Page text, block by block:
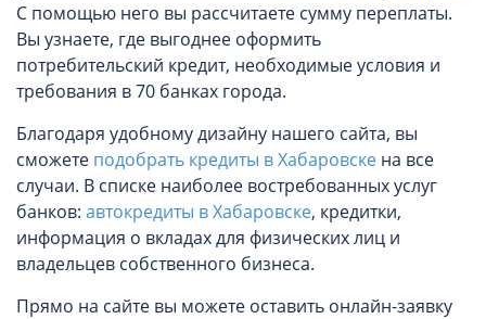
С помощью него вы рассчитаете сумму переплаты.
Вы узнаете, где выгоднее оформить
потребительский кредит, необходимые условия и
требования в 70 банках города.
Благодаря удобному дизайну нашего сайта, вы
сможете подобрать кредиты в Хабаровске на все
случаи. В списке наиболее востребованных услуг
банков: автокредиты в Хабаровске, кредитки,
информация о вкладах для физических лиц и
владельцев собственного бизнеса.
Прямо на сайте вы можете оставить онлайн-заявку